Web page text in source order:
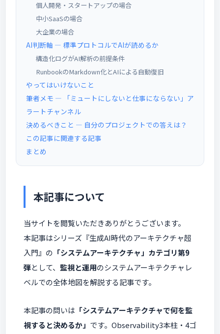
個人開発・スタートアップの場合
中小SaaSの場合
大企業の場合
AI判断軸 ― 標準プロトコルでAIが読めるか
構造化ログがAI解析の前提条件
RunbookのMarkdown化とAIによる自動復旧
やってはいけないこと
筆者メモ ― 「ミュートにしないと仕事にならない」ア
ラートチャンネル
決めるべきこと — 自分のプロジェクトでの答えは？
この記事に関連する記事
まとめ
本記事について
当サイトを閲覧いただきありがとうございます。
本記事はシリーズ『生成AI時代のアーキテクチャ超
入門』の 「システムアーキテクチャ」カテゴリ第9
弾として、 監視と運用のシステムアーキテクチャレ
ベルでの全体地図を解説する記事です。
本記事の問いは 「システムアーキテクチャで何を監
視すると決めるか」 です。Observability3本柱・4ゴ